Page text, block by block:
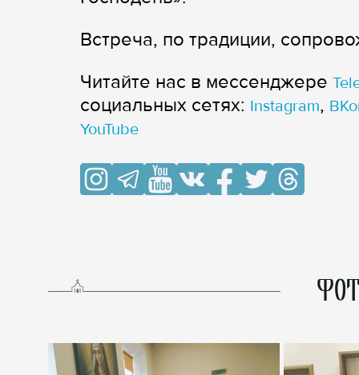
Встреча, по традиции,
Читайте нас в мессенджере
cоциальных сетях: Instagram,
YouTube